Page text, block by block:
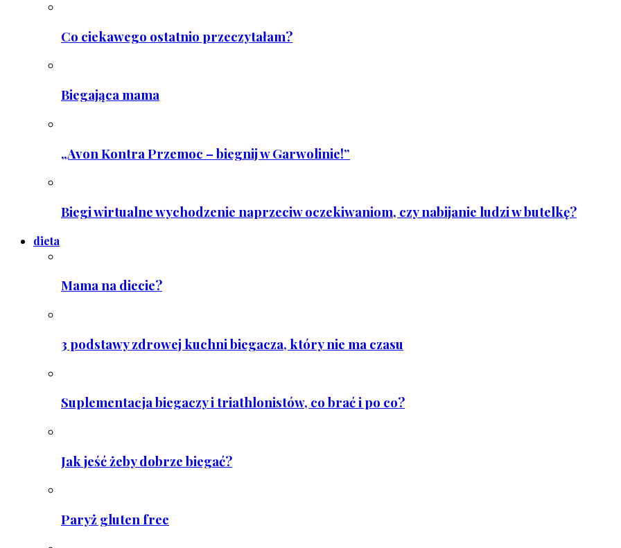
Co ciekawego ostatnio przeczytałam?
Biegająca mama
„Avon Kontra Przemoc – biegnij w Garwolinie!”
Biegi wirtualne wychodzenie naprzeciw oczekiwaniom, czy nabijanie ludzi w butelkę?
dieta
Mama na diecie?
3 podstawy zdrowej kuchni biegacza, który nie ma czasu
Suplementacja biegaczy i triathlonistów, co brać i po co?
Jak jeść żeby dobrze biegać?
Paryż gluten free